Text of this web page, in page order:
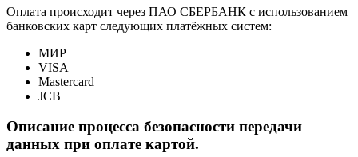
Оплата происходит через ПАО СБЕРБАНК с использованием
банковских карт следующих платёжных систем:
МИР
VISA
Mastercard
JCB
Описание процесса безопасности передачи
данных при оплате картой.